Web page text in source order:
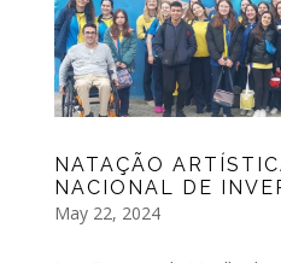
NATAÇÃO
NACIONAL DE
May 22, 2024